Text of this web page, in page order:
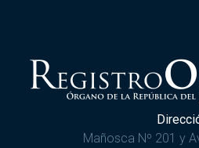
Mañosca Nº 201 y